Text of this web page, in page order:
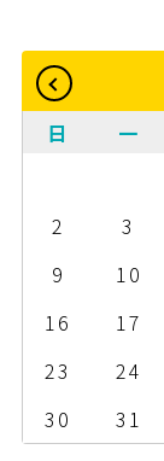
日
一
2
3
9
10
16
17
23
24
30
31